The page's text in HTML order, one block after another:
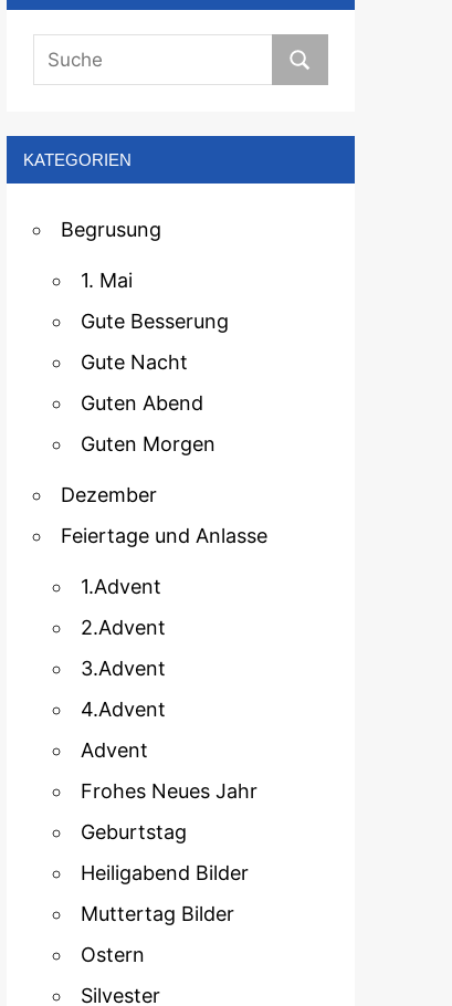
KATEGORIEN
Begrusung
1. Mai
Gute Besserung
Gute Nacht
Guten Abend
Guten Morgen
Dezember
Feiertage und Anlasse
1.Advent
2.Advent
3.Advent
4.Advent
Advent
Frohes Neues Jahr
Geburtstag
Heiligabend Bilder
Muttertag Bilder
Ostern
Silvester